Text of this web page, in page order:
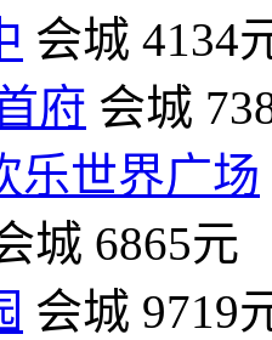
会城 4134
府 会城
乐世界广场
城 6865元
会城 9719